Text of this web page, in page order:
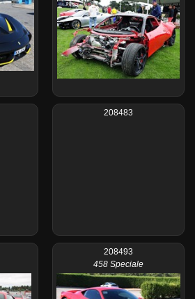
208483
208493
458 Speciale